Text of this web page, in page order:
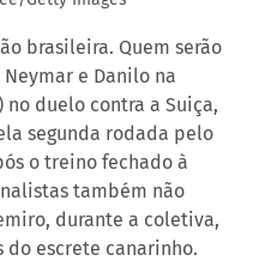
brasileira. Quem serão
e Danilo na
no duelo contra a Suiça,
segunda rodada pelo
o treino fechado à
também não
durante a coletiva,
do escrete canarinho.